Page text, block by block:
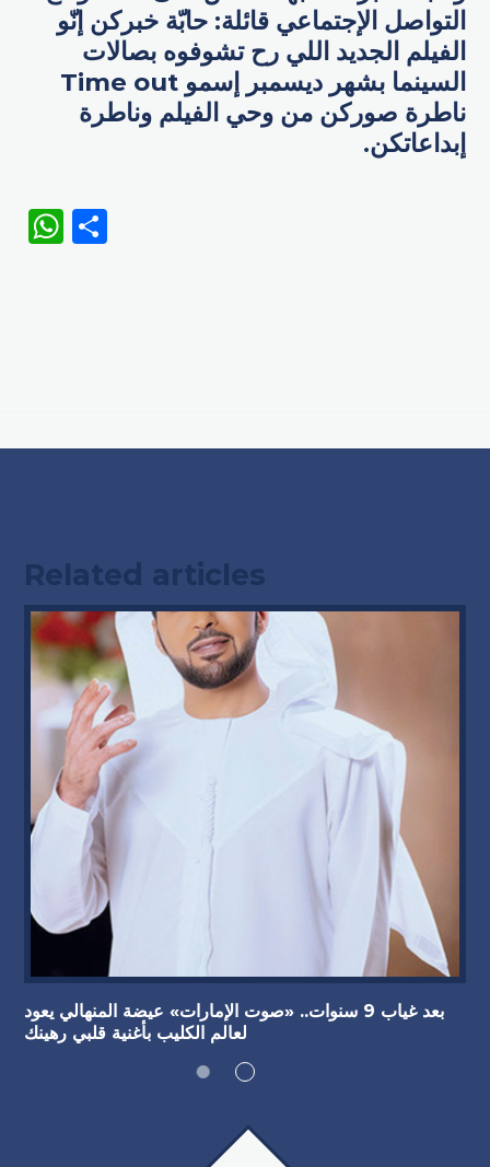
التواصل الإجتماعي قائلة: حابّة خبركن إنّو
الفيلم الجديد اللي رح تشوفوه بصالات
السينما بشهر ديسمبر إسمو ​Time out
ناطرة صوركن من وحي الفيلم وناطرة
إبداعاتكن.
WhatsApp
Related articles
بعد غياب 9 سنوات.. «صوت الإمارات» عيضة المنهالي يعود
لعالم الكليب بأغنية قلبي رهينك